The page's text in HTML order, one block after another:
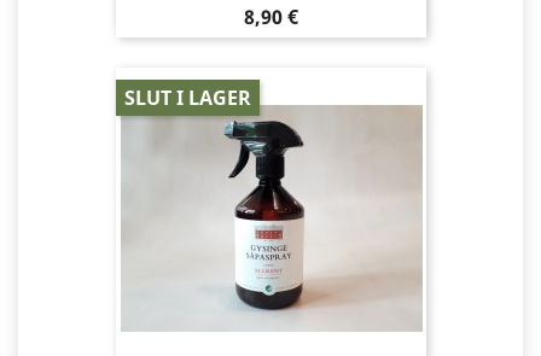
Pris
8,90 €
SLUT I LAGER